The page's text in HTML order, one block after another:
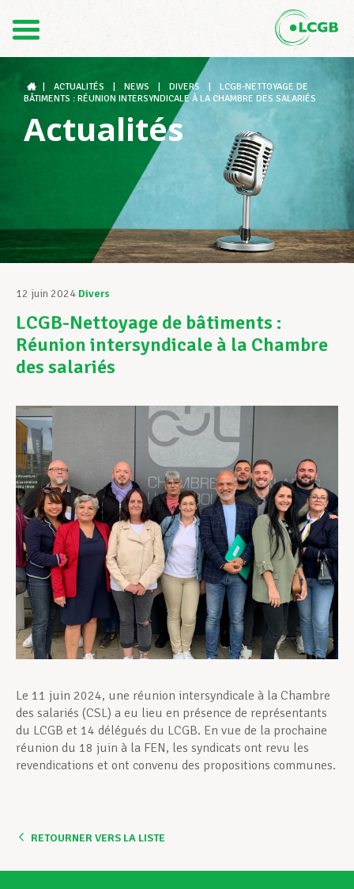
DE
Le LCGB
Structures syndicales
Assistance au Travail
Vos droits
Développement professionnel
Devenir Membre
Actualités
ACTUALITÉS NEWS DIVERS
LCGB-NETTOYAGE DE
BÂTIMENTS : RÉUNION INTERSYNDICALE À LA CHAMBRE DES SALARIÉS
Actualités
12 juin 2024 Divers
LCGB-Nettoyage de bâtiments :
Réunion intersyndicale à la Chambre
des salariés
Le 11 juin 2024, une réunion intersyndicale à la Chambre
des salariés (CSL) a eu lieu en présence de représentants
du LCGB et 14 délégués du LCGB. En vue de la prochaine
réunion du 18 juin à la FEN, les syndicats ont revu les
revendications et ont convenu des propositions communes.
RETOURNER VERS LA LISTE